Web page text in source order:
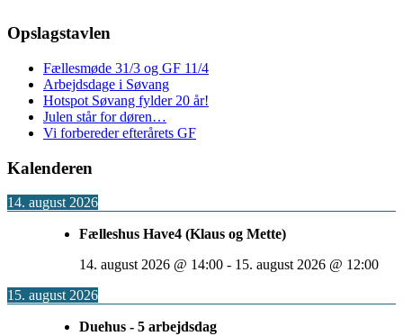
Opslagstavlen
Fællesmøde 31/3 og GF 11/4
Arbejdsdage i Søvang
Hotspot Søvang fylder 20 år!
Julen står for døren…
Vi forbereder efterårets GF
Kalenderen
14. august 2026
Fælleshus Have4 (Klaus og Mette)
14. august 2026 @ 14:00 - 15. august 2026 @ 12:00
15. august 2026
Duehus - 5 arbejdsdag